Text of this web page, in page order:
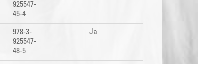
925547-
45-4
978-3-
925547-
48-5
Ja